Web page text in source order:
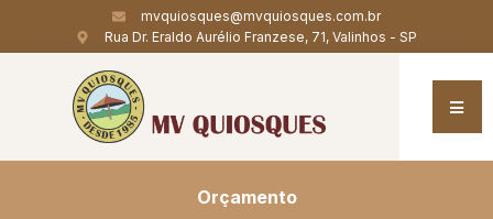
mvquiosques@mvquiosques.com.br
Rua Dr. Eraldo Aurélio Franzese, 71, Valinhos - SP
Orçamento